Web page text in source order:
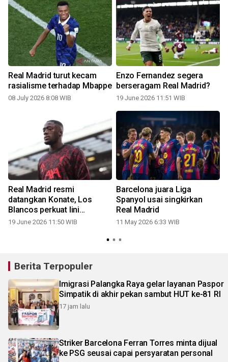
Real Madrid turut kecam
rasialisme terhadap Mbappe
08 July 2026 8:08 WIB
Enzo Fernandez segera
berseragam Real Madrid?
19 June 2026 11:51 WIB
Real Madrid resmi
datangkan Konate, Los
Blancos perkuat lini
belakang
19 June 2026 11:50 WIB
Barcelona juara Liga
Spanyol usai singkirkan
Real Madrid
11 May 2026 6:33 WIB
Berita Terpopuler
Imigrasi Palangka Raya gelar layanan Paspor
Simpatik di akhir pekan sambut HUT ke-81 RI
17 jam lalu
Striker Barcelona Ferran Torres minta dijual
ke PSG seusai capai persyaratan personal